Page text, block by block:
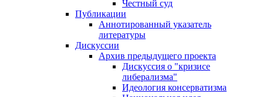
Честный суд
Публикации
Аннотированный указатель
литературы
Дискуссии
Архив предыдущего проекта
Дискуссия о "кризисе
либерализма"
Идеология консерватизма